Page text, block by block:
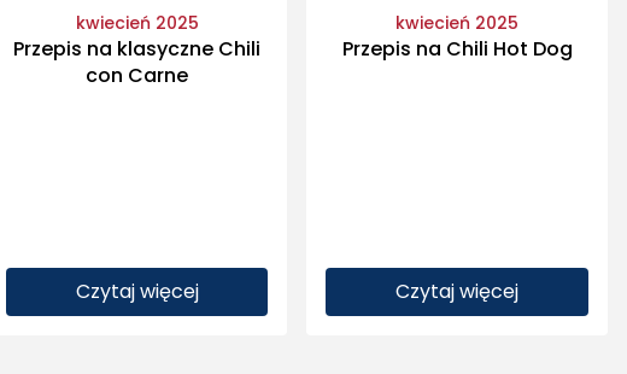
kwiecień 2025
Przepis na klasyczne Chili
con Carne
Czytaj więcej
kwiecień 2025
Przepis na Chili Hot Dog
Czytaj więcej